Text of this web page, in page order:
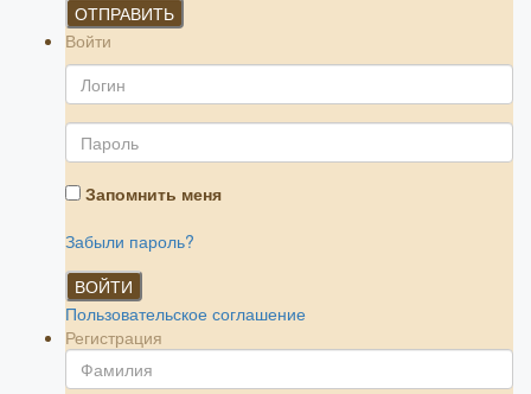
ОТПРАВИТЬ
Войти
Запомнить меня
Забыли пароль?
ВОЙТИ
Пользовательское соглашение
Регистрация